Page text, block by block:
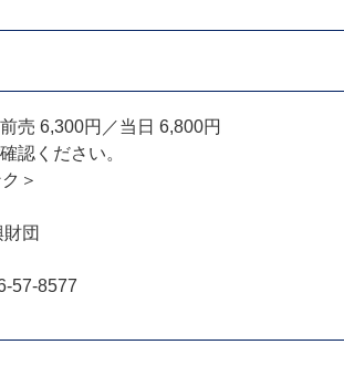
売 6,300円／当日 6,800円
認ください。
＞
団
57-8577